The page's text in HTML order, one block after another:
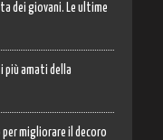
dei giovani. Le ultime
più amati della
migliorare il decoro